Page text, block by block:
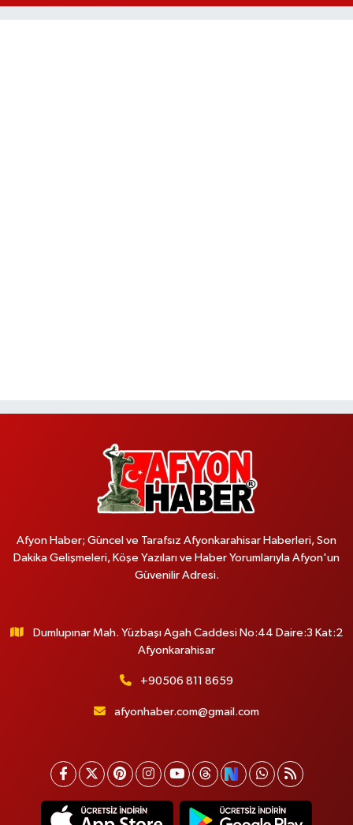
Afyon Haber; Güncel ve Tarafsız Afyonkarahisar Haberleri, Son
Dakika Gelişmeleri, Köşe Yazıları ve Haber Yorumlarıyla Afyon'un
Güvenilir Adresi.
Dumlupınar Mah. Yüzbaşı Agah Caddesi No:44 Daire:3 Kat:2
Afyonkarahisar
+90506 811 8659
afyonhaber.com@gmail.com